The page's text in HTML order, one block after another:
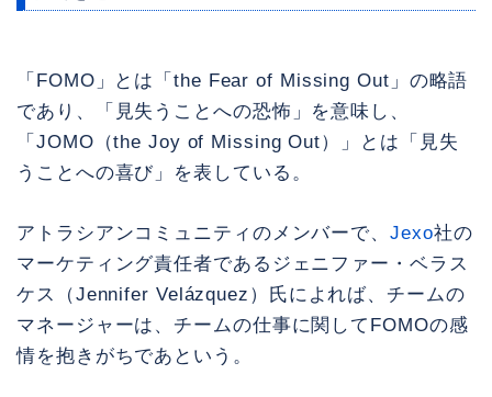
「FOMO」とは「the Fear of Missing Out」の略語
であり、「見失うことへの恐怖」を意味し、
「JOMO（the Joy of Missing Out）」とは「見失
うことへの喜び」を表している。
アトラシアンコミュニティのメンバーで、Jexo社の
マーケティング責任者であるジェニファー・ベラス
ケス（Jennifer Velázquez）氏によれば、チームの
マネージャーは、チームの仕事に関してFOMOの感
情を抱きがちであという。